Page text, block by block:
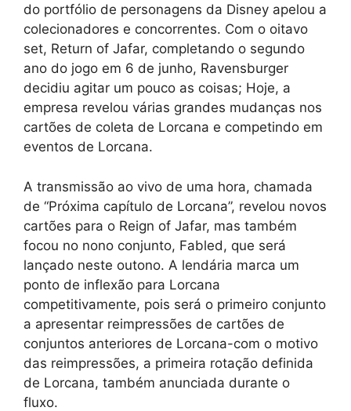
do portfólio de personagens da Disney apelou a
colecionadores e concorrentes. Com o oitavo
set, Return of Jafar, completando o segundo
ano do jogo em 6 de junho, Ravensburger
decidiu agitar um pouco as coisas; Hoje, a
empresa revelou várias grandes mudanças nos
cartões de coleta de Lorcana e competindo em
eventos de Lorcana.
A transmissão ao vivo de uma hora, chamada
de “Próxima capítulo de Lorcana”, revelou novos
cartões para o Reign of Jafar, mas também
focou no nono conjunto, Fabled, que será
lançado neste outono. A lendária marca um
ponto de inflexão para Lorcana
competitivamente, pois será o primeiro conjunto
a apresentar reimpressões de cartões de
conjuntos anteriores de Lorcana-com o motivo
das reimpressões, a primeira rotação definida
de Lorcana, também anunciada durante o
fluxo.